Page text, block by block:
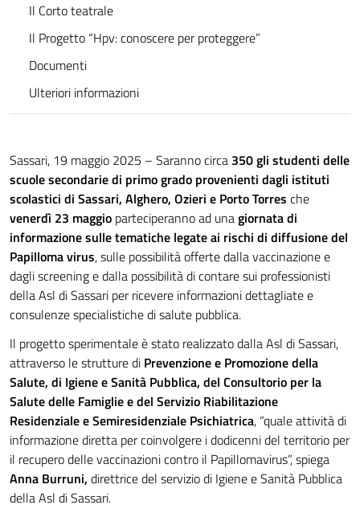
Il Corto teatrale
Il Progetto “Hpv: conoscere per proteggere”
Documenti
Ulteriori informazioni
Sassari, 19 maggio 2025 – Saranno circa 350 gli studenti delle
scuole secondarie di primo grado provenienti dagli istituti
scolastici di Sassari, Alghero, Ozieri e Porto Torres che
venerdì 23 maggio parteciperanno ad unagiornata di
informazione sulle tematiche legate ai rischi di diffusione del
Papilloma virus, sulle possibilità offerte dalla vaccinazione e
dagli screening e dalla possibilità di contare sui professionisti
della Asl di Sassari per ricevere informazioni dettagliate e
consulenze specialistiche di salute pubblica.
Il progetto sperimentale è stato realizzato dalla Asl di Sassari,
attraverso le strutture di Prevenzione e Promozione della
Salute, di Igiene e Sanità Pubblica, del Consultorio per la
Salute delle Famiglie e del Servizio Riabilitazione
Residenziale e Semiresidenziale Psichiatrica, “quale attività di
informazione diretta per coinvolgere i dodicenni del territorio per
il recupero delle vaccinazioni contro il Papillomavirus”, spiega
Anna Burruni, direttrice del servizio di Igiene e Sanità Pubblica
della Asl di Sassari.